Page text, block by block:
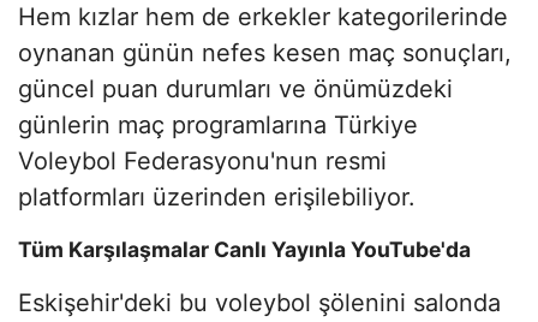
Hem kızlar hem de erkekler kategorilerinde
oynanan günün nefes kesen maç sonuçları,
güncel puan durumları ve önümüzdeki
günlerin maç programlarına Türkiye
Voleybol Federasyonu'nun resmi
platformları üzerinden erişilebiliyor.
Tüm Karşılaşmalar Canlı Yayınla YouTube'da
Eskişehir'deki bu voleybol şölenini salonda